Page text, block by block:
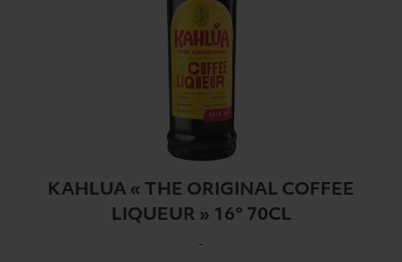
KAHLUA « THE ORIGINAL COFFEE
LIQUEUR » 16° 70CL
-